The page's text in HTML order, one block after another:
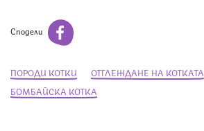
Сподели
ПОРОДИ КОТКИ
ОТГЛЕЖДАНЕ НА КОТКАТА
БОМБАЙСКА КОТКА